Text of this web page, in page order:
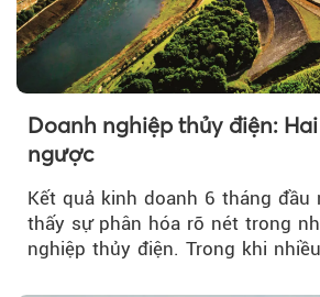
Doanh nghiệp thủy điện:
ngược
Kết quả kinh doanh 6 tháng đầu
thấy sự phân hóa rõ nét trong
nghiệp thủy điện. Trong khi